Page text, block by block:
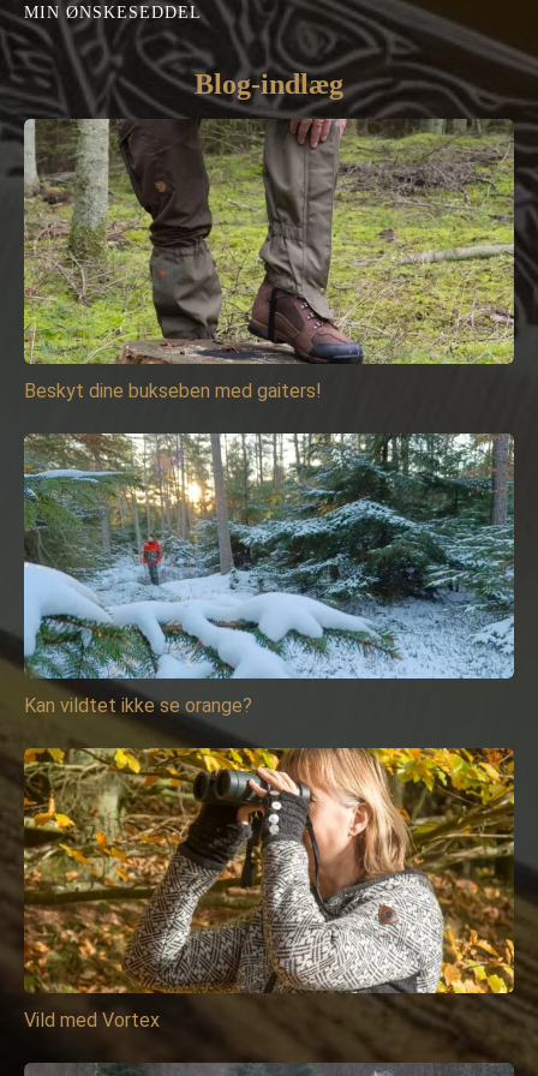
MIN ØNSKESEDDEL
Blog-indlæg
Beskyt dine bukseben med gaiters!
Kan vildtet ikke se orange?
Vild med Vortex